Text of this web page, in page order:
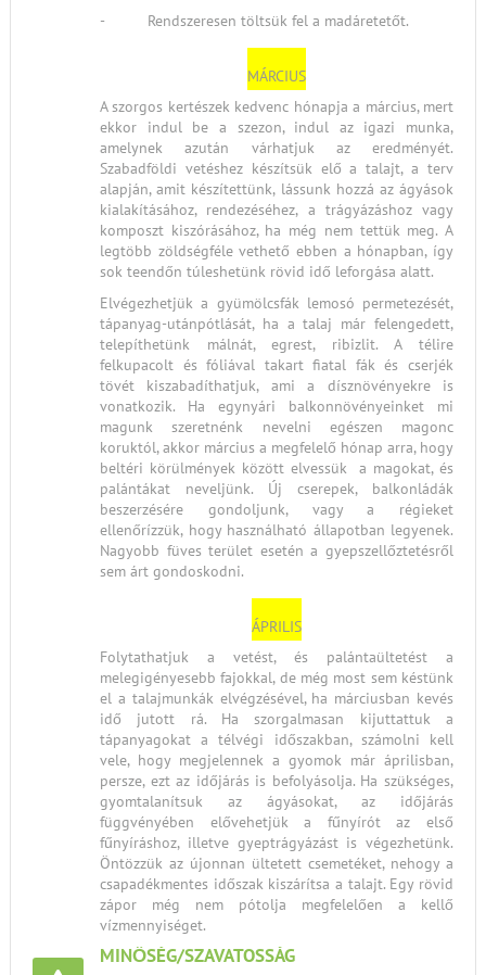
- Rendszeresen töltsük fel a madáretetőt.
MÁRCIUS
A szorgos kertészek kedvenc hónapja a március, mert
ekkor indul be a szezon, indul az igazi munka,
amelynek azután várhatjuk az eredményét.
Szabadföldi vetéshez készítsük elő a talajt, a terv
alapján, amit készítettünk, lássunk hozzá az ágyások
kialakításához, rendezéséhez, a trágyázáshoz vagy
komposzt kiszórásához, ha még nem tettük meg. A
legtöbb zöldségféle vethető ebben a hónapban, így
sok teendőn túleshetünk rövid idő leforgása alatt.
Elvégezhetjük a gyümölcsfák lemosó permetezését,
tápanyag-utánpótlását, ha a talaj már felengedett,
telepíthetünk málnát, egrest, ribizlit. A télire
felkupacolt és fóliával takart fiatal fák és cserjék
tövét kiszabadíthatjuk, ami a dísznövényekre is
vonatkozik. Ha egynyári balkonnövényeinket mi
magunk szeretnénk nevelni egészen magonc
koruktól, akkor március a megfelelő hónap arra, hogy
beltéri körülmények között elvessük a magokat, és
palántákat neveljünk. Új cserepek, balkonládák
beszerzésére gondoljunk, vagy a régieket
ellenőrízzük, hogy használható állapotban legyenek.
Nagyobb füves terület esetén a gyepszellőztetésről
sem árt gondoskodni.
ÁPRILIS
Folytathatjuk a vetést, és palántaültetést a
melegigényesebb fajokkal, de még most sem késtünk
el a talajmunkák elvégzésével, ha márciusban kevés
idő jutott rá. Ha szorgalmasan kijuttattuk a
tápanyagokat a télvégi időszakban, számolni kell
vele, hogy megjelennek a gyomok már áprilisban,
persze, ezt az időjárás is befolyásolja. Ha szükséges,
gyomtalanítsuk az ágyásokat, az időjárás
függvényében elővehetjük a fűnyírót az első
fűnyíráshoz, illetve gyeptrágyázást is végezhetünk.
Öntözzük az újonnan ültetett csemetéket, nehogy a
csapadékmentes időszak kiszárítsa a talajt. Egy rövid
zápor még nem pótolja megfelelően a kellő
vízmennyiséget.
MINŐSÉG/SZAVATOSSÁG